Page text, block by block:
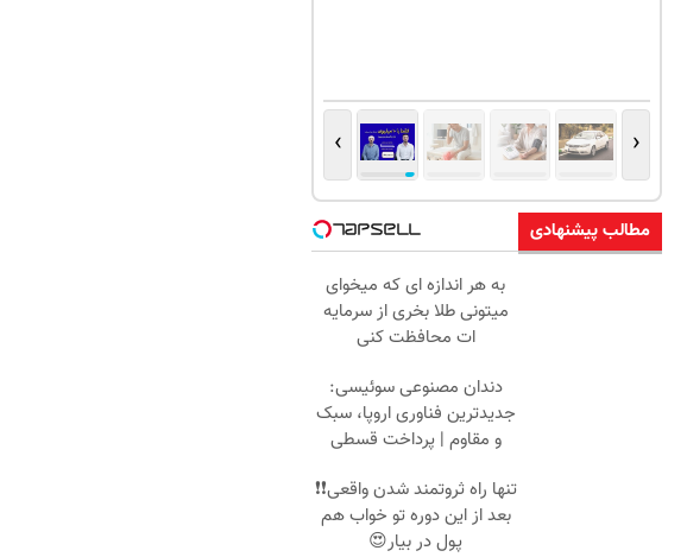
‹
›
مطالب پیشنهادی
به هر اندازه ای که میخوای
میتونی طلا بخری از سرمایه
ات محافظت کنی
دندان مصنوعی سوئیسی:
جدیدترین فناوری اروپا، سبک
و مقاوم | پرداخت قسطی
تنها راه ثروتمند شدن واقعی❗❗
بعد از این دوره تو خواب هم
پول در بیار😍